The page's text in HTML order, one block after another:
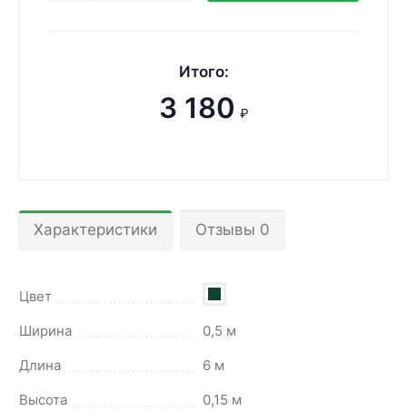
Итого:
3 180 ₽
Характеристики Отзывы 0
Цвет
Ширина
0,5 м
Длина
6 м
Высота
0,15 м